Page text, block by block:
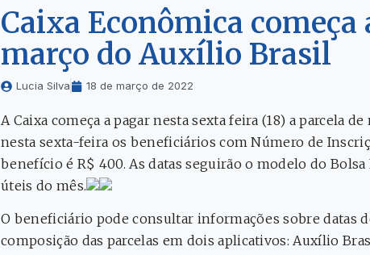
Caixa Econômica começa
março do Auxílio Brasil
Lucia Silva 18 de março de 2022
A Caixa começa a pagar nesta sexta feira (18) a parcela
nesta sexta-feira os beneficiários com Número de
benefício é R$ 400. As datas seguirão o modelo do
úteis do mês.
O beneficiário pode consultar informações sobre datas
composição das parcelas em dois aplicativos: Auxílio